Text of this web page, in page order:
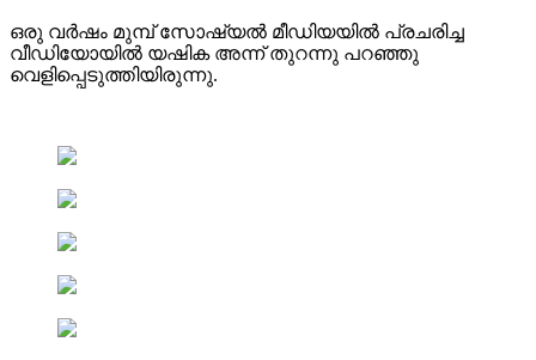
ഒരു വർഷം മുമ്പ് സോഷ്യൽ മീഡിയയിൽ പ്രചരിച്ച
വീഡിയോയിൽ യഷിക അന്ന് തുറന്നു പറഞ്ഞു
വെളിപ്പെടുത്തിയിരുന്നു.